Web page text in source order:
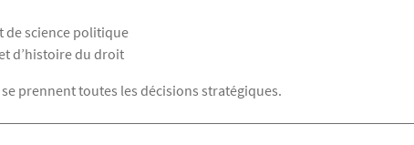
de science politique
d’histoire du droit
prennent toutes les décisions stratégiques.